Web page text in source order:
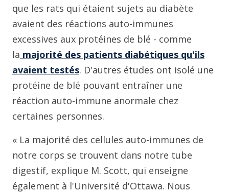
que les rats qui étaient sujets au diabète
avaient des réactions auto-immunes
excessives aux protéines de blé - comme
la majorité des patients diabétiques qu'ils
avaient testés. D'autres études ont isolé une
protéine de blé pouvant entraîner une
réaction auto-immune anormale chez
certaines personnes.
« La majorité des cellules auto-immunes de
notre corps se trouvent dans notre tube
digestif, explique M. Scott, qui enseigne
également à l'Université d'Ottawa. Nous